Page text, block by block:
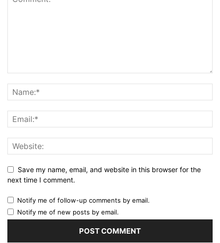
Save my name, email, and website in this browser for the
next time I comment.
Notify me of follow-up comments by email.
Notify me of new posts by email.